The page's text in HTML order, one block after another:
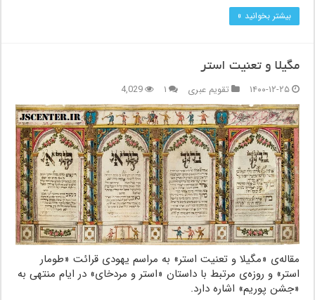
بیشتر بخوانید »
مگیلا و تعنیت استر
۱۴۰۰-۱۲-۲۵
تقویم عبری ۱ 4,029
مقاله‌ی «مگیلا و تعنیت استر» به مراسم یهودی قرائت «طومار
استر» و روزه‌ی مرتبط با داستان «استر و مردخای» در ایام منتهی به
«جشن پوریم» اشاره دارد.